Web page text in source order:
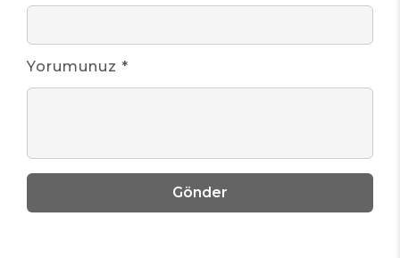
Yorumunuz *
Gönder